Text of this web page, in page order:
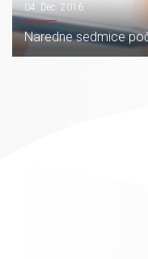
04. Dec. 2016.
Naredne sedmice